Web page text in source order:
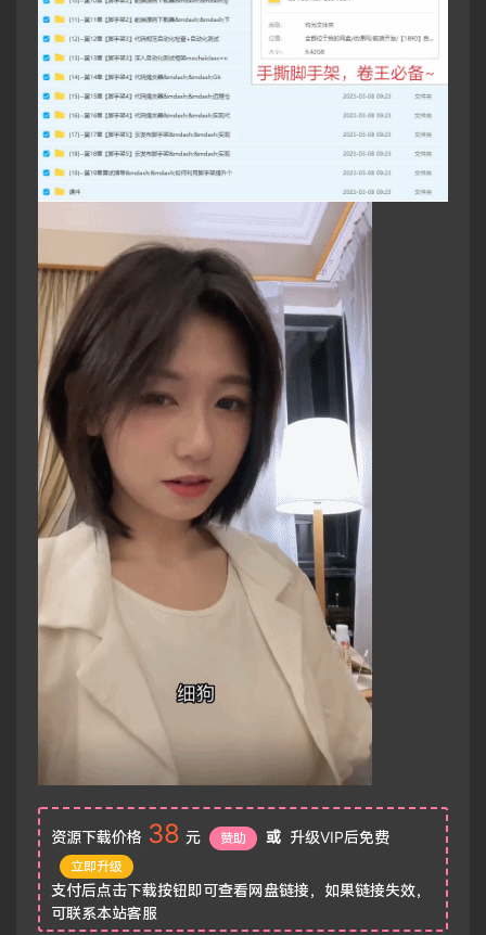
资源下载价格 38 元 赞助 或 升级VIP后免费
立即升级
支付后点击下载按钮即可查看网盘链接，如果链接失效，
可联系本站客服